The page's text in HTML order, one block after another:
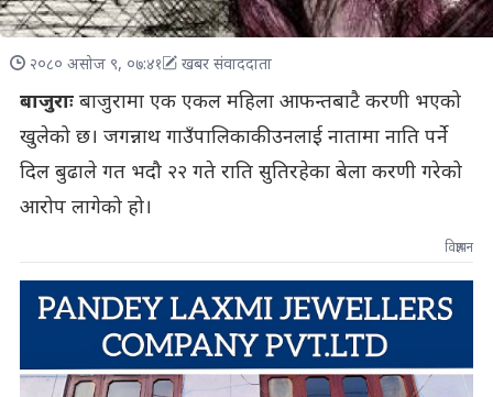
२०८० असोज ९, ०७:४१ खबर संवाददाता
बाजुराः बाजुरामा एक एकल महिला आफन्तबाटै करणी भएको
खुलेको छ। जगन्नाथ गाउँपालिकाकी उनलाई नातामा नाति पर्ने
दिल बुढाले गत भदौ २२ गते राति सुतिरहेका बेला करणी गरेको
आरोप लागेको हो।
विज्ञापन